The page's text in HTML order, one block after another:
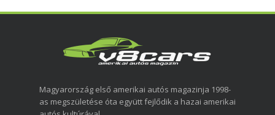
Magyarország első amerikai autós magazinja 1998-
as megszületése óta együtt fejlődik a hazai amerikai